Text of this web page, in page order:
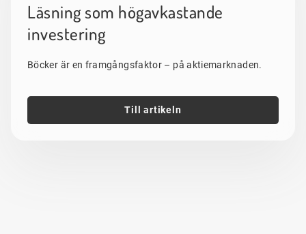
Läsning som högavkastande
investering
Böcker är en framgångsfaktor – på aktiemarknaden.
Till artikeln